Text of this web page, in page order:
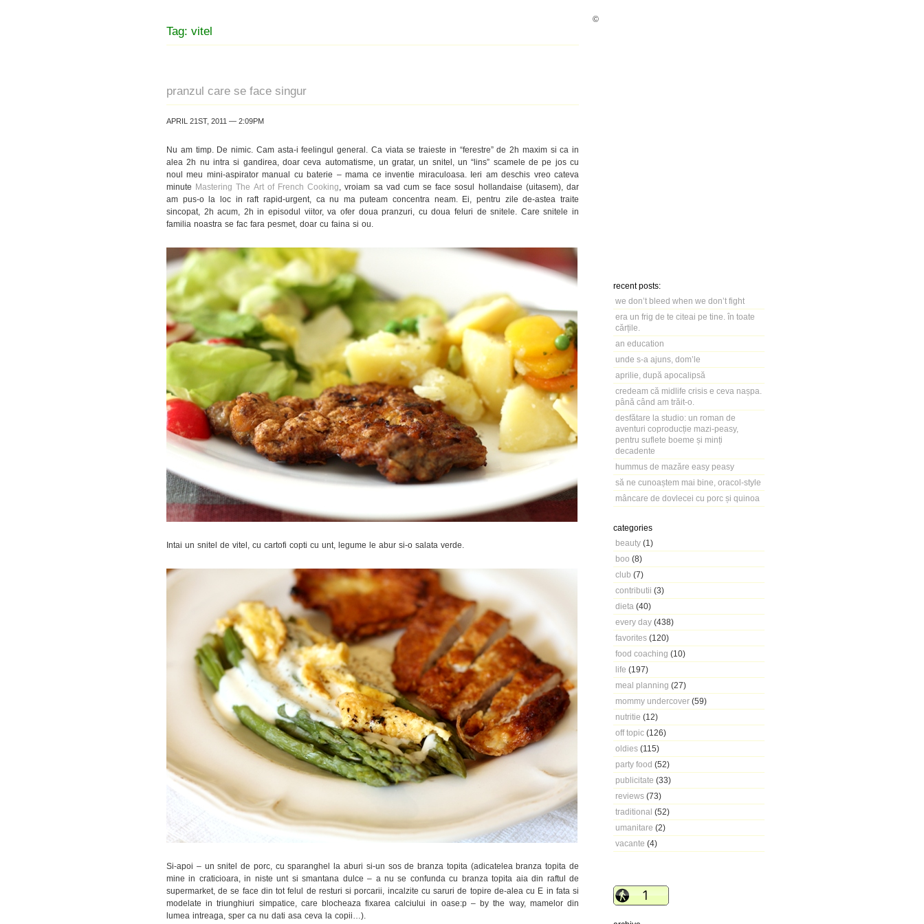
recent posts:
we don’t bleed when we don’t fight
era un frig de te citeai pe tine. în toate
cărțile.
an education
unde s-a ajuns, dom’le
aprilie, după apocalipsă
credeam că midlife crisis e ceva nașpa.
până când am trăit-o.
desfătare la studio: un roman de
aventuri coproducție mazi-peasy,
pentru suflete boeme și minți
decadente
hummus de mazăre easy peasy
să ne cunoaștem mai bine, oracol-style
mâncare de dovlecei cu porc și quinoa
categories
beauty (1)
boo (8)
club (7)
contributii (3)
dieta (40)
every day (438)
favorites (120)
food coaching (10)
life (197)
meal planning (27)
mommy undercover (59)
nutritie (12)
off topic (126)
oldies (115)
party food (52)
publicitate (33)
reviews (73)
traditional (52)
umanitare (2)
vacante (4)
Tag: vitel
pranzul care se face singur
APRIL 21ST, 2011 — 2:09PM
Nu am timp. De nimic. Cam asta-i feelingul general. Ca viata se traieste in “ferestre” de 2h maxim si ca in
alea 2h nu intra si gandirea, doar ceva automatisme, un gratar, un snitel, un “lins” scamele de pe jos cu
noul meu mini-aspirator manual cu baterie – mama ce inventie miraculoasa. Ieri am deschis vreo cateva
minute Mastering The Art of French Cooking , vroiam sa vad cum se face sosul hollandaise (uitasem), dar
am pus-o la loc in raft rapid-urgent, ca nu ma puteam concentra neam. Ei, pentru zile de-astea traite
sincopat, 2h acum, 2h in episodul viitor, va ofer doua pranzuri, cu doua feluri de snitele. Care snitele in
familia noastra se fac fara pesmet, doar cu faina si ou.
Intai un snitel de vitel, cu cartofi copti cu unt, legume le abur si-o salata verde.
Si-apoi – un snitel de porc, cu sparanghel la aburi si-un sos de branza topita (adicatelea branza topita de
mine in craticioara, in niste unt si smantana dulce – a nu se confunda cu branza topita aia din raftul de
supermarket, de se face din tot felul de resturi si porcarii, incalzite cu saruri de topire de-alea cu E in fata si
modelate in triunghiuri simpatice, care blocheaza fixarea calciului in oase:p – by the way, mamelor din
lumea intreaga, sper ca nu dati asa ceva la copii…).
©